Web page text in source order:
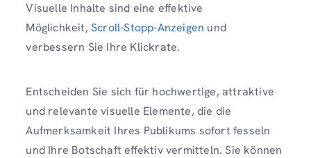
Visuelle Inhalte sind eine effektive
Möglichkeit, Scroll-Stopp-Anzeigen und
verbessern Sie Ihre Klickrate.
Entscheiden Sie sich für hochwertige, attraktive
und relevante visuelle Elemente, die die
Aufmerksamkeit Ihres Publikums sofort fesseln
und Ihre Botschaft effektiv vermitteln. Sie können